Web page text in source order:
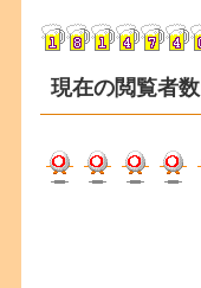
現在の閲覧者数